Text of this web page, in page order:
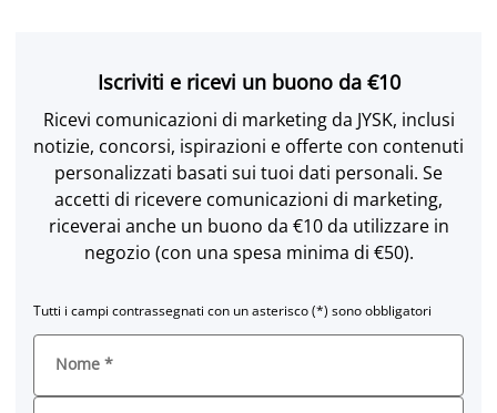
Iscriviti e ricevi un buono da €10
Ricevi comunicazioni di marketing da JYSK, inclusi
notizie, concorsi, ispirazioni e offerte con contenuti
personalizzati basati sui tuoi dati personali. Se
accetti di ricevere comunicazioni di marketing,
riceverai anche un buono da €10 da utilizzare in
negozio (con una spesa minima di €50).
Tutti i campi contrassegnati con un asterisco (*) sono obbligatori
Nome *